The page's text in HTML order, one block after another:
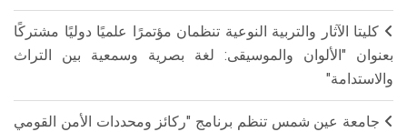
كليتا الآثار والتربية النوعية تنظمان مؤتمرًا علميًا دوليًا مشتركًا
بعنوان "الألوان والموسيقى: لغة بصرية وسمعية بين التراث
والاستدامة"
جامعة عين شمس تنظم برنامج "ركائز ومحددات الأمن القومي